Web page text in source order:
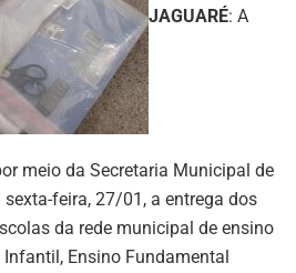
JAGUARÉ: A
meio da Secretaria Municipal de
feira, 27/01, a entrega dos
da rede municipal de ensino
Ensino Fundamental